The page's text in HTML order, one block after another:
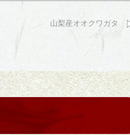
山梨産オオクワガタ